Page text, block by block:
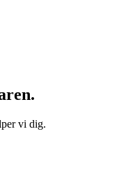
vi dig.